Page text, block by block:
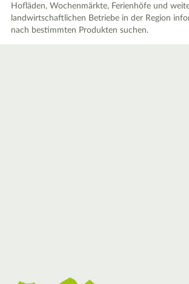
Hofläden, Wochenmärkte, Ferienhöfe und
landwirtschaftlichen Betriebe in der Region
nach bestimmten Produkten suchen.